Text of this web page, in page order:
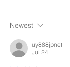
Newest
uy888jpnet
Jul 24